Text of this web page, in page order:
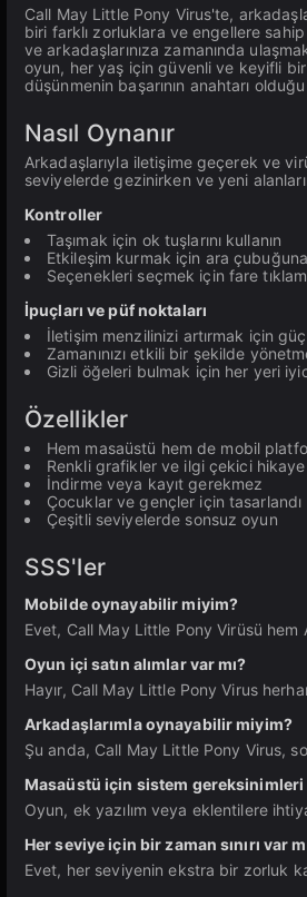
Call May Little Pony Virus'te,
biri farklı zorluklara ve engellere
ve arkadaşlarınıza zamanında
oyun, her yaş için güvenli ve keyifli bir
düşünmenin başarının anahtarı
Nasıl Oynanır
Arkadaşlarıyla iletişime geçerek ve
seviyelerde gezinirken ve yeni
Kontroller
Taşımak için ok tuşlarını kullanın
Etkileşim kurmak için ara çubuğuna
Seçenekleri seçmek için fare
İpuçları ve püf noktaları
İletişim menzilinizi artırmak için
Zamanınızı etkili bir şekilde
Gizli öğeleri bulmak için her yeri
Özellikler
Hem masaüstü hem de mobil
Renkli grafikler ve ilgi çekici hikaye
İndirme veya kayıt gerekmez
Çocuklar ve gençler için tasarlandı
Çeşitli seviyelerde sonsuz oyun
SSS'ler
Mobilde oynayabilir miyim?
Evet, Call May Little Pony Virüsü
Oyun içi satın alımlar var mı?
Hayır, Call May Little Pony Virus
Arkadaşlarımla oynayabilir miyim?
Şu anda, Call May Little Pony Virus,
Masaüstü için sistem
Oyun, ek yazılım veya eklentilere
Her seviye için bir zaman sınırı var
Evet, her seviyenin ekstra bir zorluk